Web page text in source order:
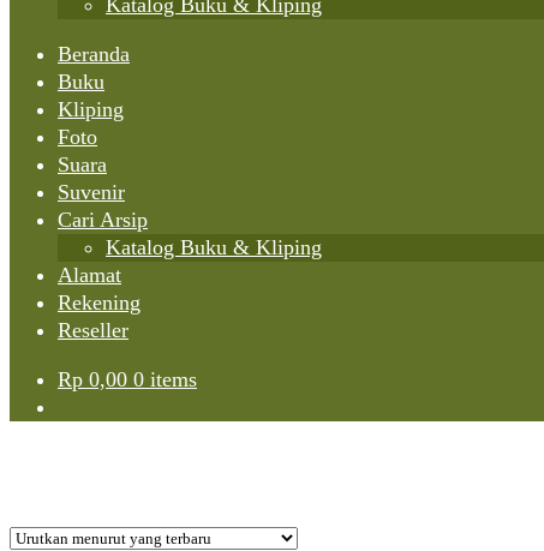
Katalog Buku & Kliping
Beranda
Buku
Kliping
Foto
Suara
Suvenir
Cari Arsip
Katalog Buku & Kliping
Alamat
Rekening
Reseller
Rp 0,00 0 items